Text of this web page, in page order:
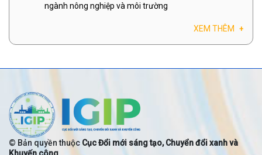
ngành nông nghiệp và môi trường
XEM THÊM +
© Bản quyền thuộc Cục Đổi mới sáng tạo, Chuyển đổi xanh và